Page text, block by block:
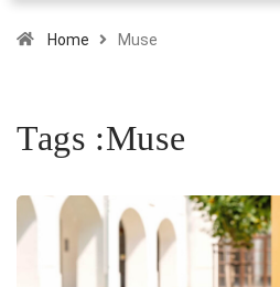
Home Muse
Tags :Muse